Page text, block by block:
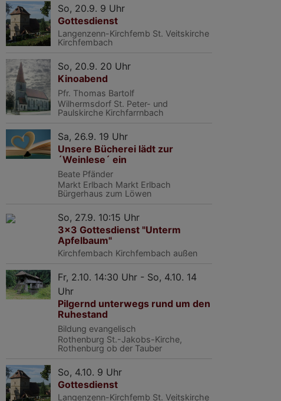
So, 20.9. 9 Uhr
Gottesdienst
Langenzenn-Kirchfemb St. Veitskirche
Kirchfembach
So, 20.9. 20 Uhr
Kinoabend
Pfr. Thomas Bartolf
Wilhermsdorf St. Peter- und
Paulskirche Kirchfarrnbach
Sa, 26.9. 19 Uhr
Unsere Bücherei lädt zur
´Weinlese´ ein
Beate Pfänder
Markt Erlbach Markt Erlbach
Bürgerhaus zum Löwen
So, 27.9. 10:15 Uhr
3x3 Gottesdienst "Unterm
Apfelbaum"
Kirchfembach Kirchfembach außen
Fr, 2.10. 14:30 Uhr - So, 4.10. 14
Uhr
Pilgernd unterwegs rund um den
Ruhestand
Bildung evangelisch
Rothenburg St.-Jakobs-Kirche,
Rothenburg ob der Tauber
So, 4.10. 9 Uhr
Gottesdienst
Langenzenn-Kirchfemb St. Veitskirche